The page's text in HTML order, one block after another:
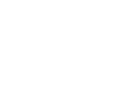
記事